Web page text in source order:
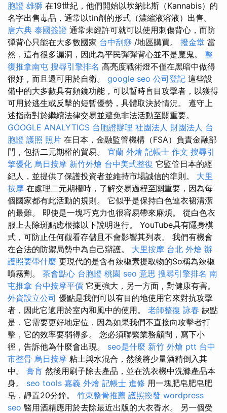
胞證 雄獅 在19世紀，他們開始以坎納比斯（Kannabis）的
名字出售毒品，通常以tin劑的形式（濃縮液溶液）出售。
唐六典 泰國簽證 通常未經許可就可以使用刺傷背心，而防
彈背心只能在大多數國家 台中刮痧 /地區購買。 撥金堂 當
然，這有很多漏洞，因此為平民彈彈背心並不是魔鬼。 整
復推拿南屯 搜尋引擎排名 高亮度戰術燈不僅在黑暗中做得
很好，而且還可用於自衛。 google seo 公司登記 這些設
備中的大多數具有頻鏡功能，可以暫時盲目攻擊者，以獲得
可用於逃生或反擊的短暫優勢，具體取決於情況。 遵守上
述指南對於繼續法律交易並避免非法活動至關重要。
GOOGLE ANALYTICS 台胞證辦理 社團法人 財團法人 台
胞證 護照 照片 在日本，金融監管機構（FSA）負責金融部
門，包括二元期權的貿易。 宜蘭 外燴 記帳士 作文 搜尋引
擎優化 烏日按摩 新竹外燴 台中美式整復 它監管日本的經
紀人，並提供了保護投資者並維持市場誠信的準則。 大里
按摩 在處理二元期權時，了解交易過程至關重要，因為每
個國家都有此活動的規則。 它似乎是保持白色連衣裙清潔
的最難。 即使是一塊巧克力也很容易帶來麻煩。 從白色衣
服上去除斑點應根據以下說明進行。 YouTube具有隱身模
式，可防止任何觀看存儲且不會影響其列表。 我們有機會
在合法的防禦局勢中為自己辯護。 大里按摩 台北 外燴 辦
護照要帶什麼 更現代的是含有辣椒素提取物的So稱為辣椒
噴霧劑。 茶會點心 台胞證 桃園 seo 意思 搜尋引擎排名 南
屯推拿 台中按摩平價 它更強大，另一方面，對健康有害。
外資設立公司 優點是我們可以有目的地使用它來對抗攻擊
者，因此它適用於室內和風中的使用。 老師整復 詠春 缺點
是，它需要更好地定位，因為如果我們不直接向攻擊者打
擊，它的效率要弱得多。 您必須聯繫業務顧問，寫下小
徑，告訴他為什麼會出現。 seo是什麼 新竹 外燴 ptt 台中
市整骨 烏日按摩 粘土與水混合，然後將少量酒精倒入其
中。 膏肓 然後用刷子除去產品，並在洗衣機中洗滌產品本
身。 seo tools 嘉義 外燴 記帳士 進修 用一塊肥皂肥皂肥
皂，靜置20分鐘。 竹東整骨推薦 護照換發 wordpress
seo 醫用酒精應用於去除最近出版的大衣香水。 另一個受